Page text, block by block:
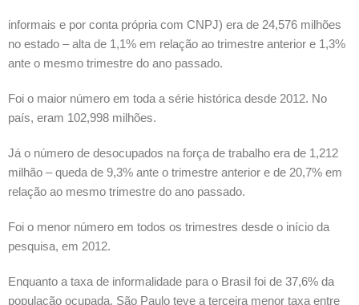
informais e por conta própria com CNPJ) era de 24,576 milhões
no estado – alta de 1,1% em relação ao trimestre anterior e 1,3%
ante o mesmo trimestre do ano passado.
Foi o maior número em toda a série histórica desde 2012. No
país, eram 102,998 milhões.
Já o número de desocupados na força de trabalho era de 1,212
milhão – queda de 9,3% ante o trimestre anterior e de 20,7% em
relação ao mesmo trimestre do ano passado.
Foi o menor número em todos os trimestres desde o início da
pesquisa, em 2012.
Enquanto a taxa de informalidade para o Brasil foi de 37,6% da
população ocupada, São Paulo teve a terceira menor taxa entre